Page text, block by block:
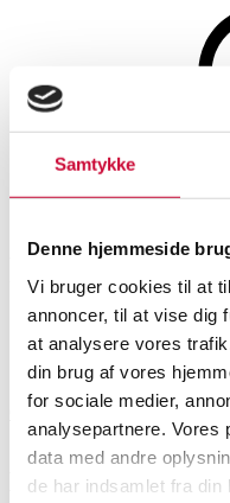
Samtykke
Denne hjemmeside
Vi bruger cookies til at
annoncer, til at vise dig
at analysere vores
din brug af vores
for sociale medier,
analysepartnere. Vores
data med andre
de har indsamlet fra din
Musik,
Pop-Rock
SHOWROOM
Odense DKK 1.000
Beskrivelse